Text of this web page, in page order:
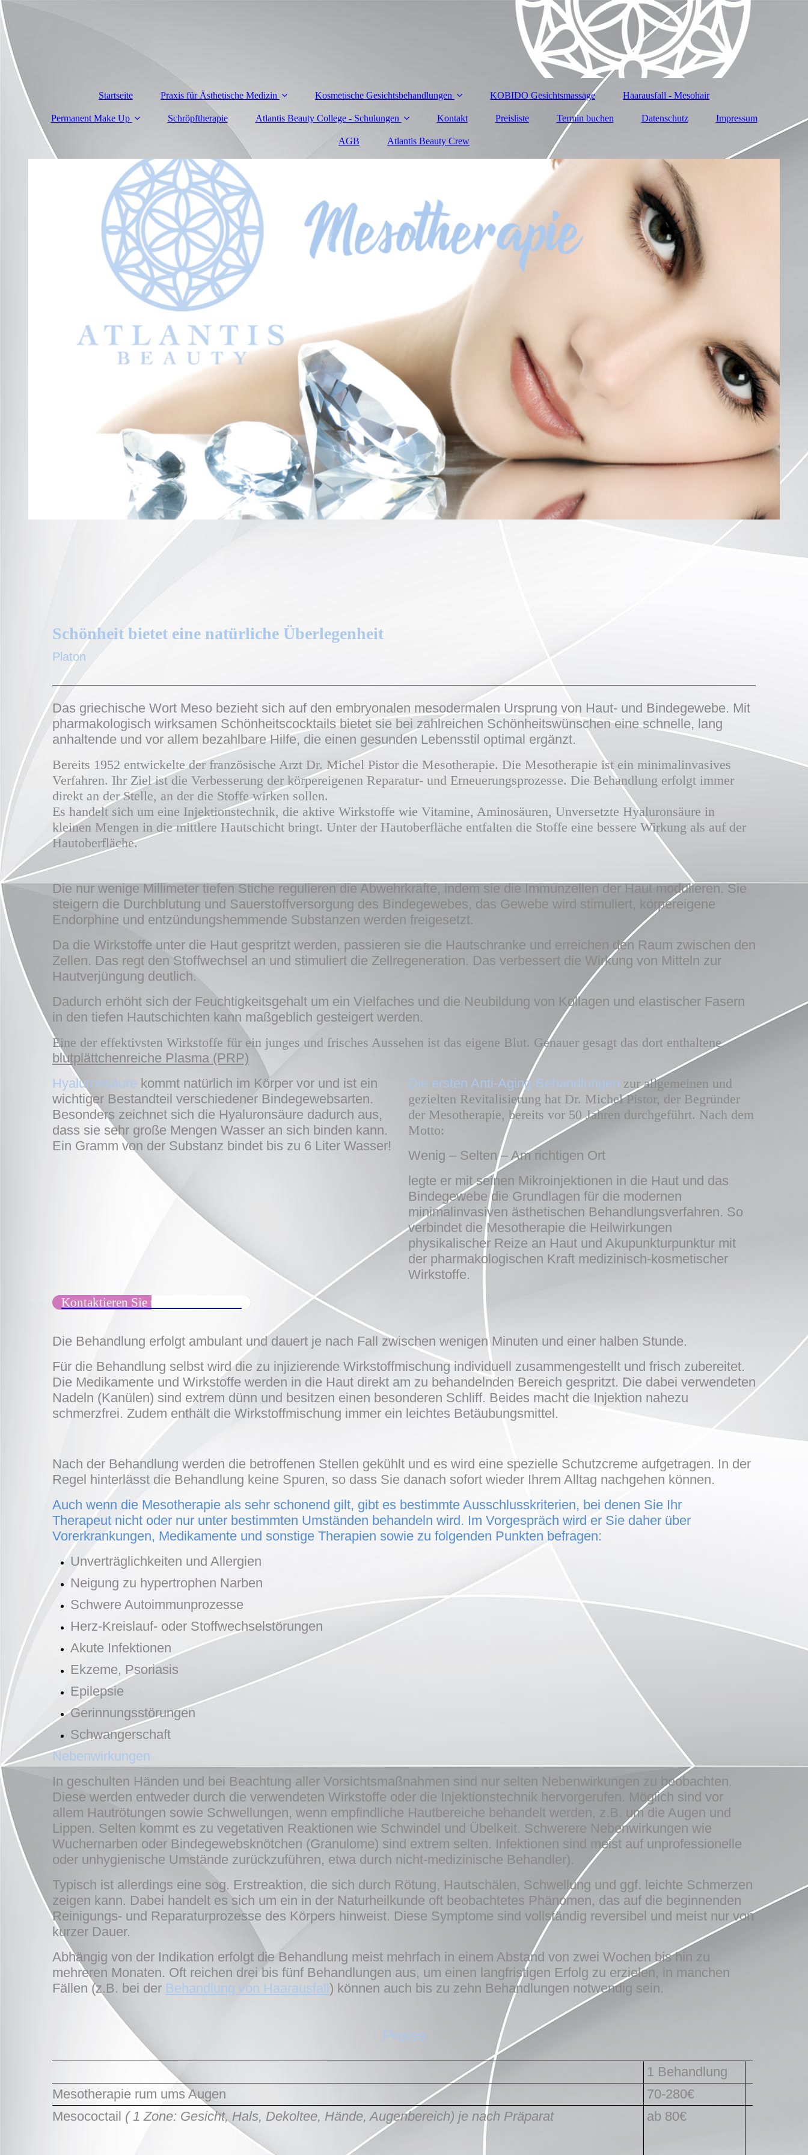
Startseite Praxis für Ästhetische Medizin Kosmetische Gesichtsbehandlungen KOBIDO Gesichtsmassage Haarausfall - Mesohair
Permanent Make Up Schröpftherapie Atlantis Beauty College - Schulungen Kontakt Preisliste Termin buchen Datenschutz Impressum
AGB Atlantis Beauty Crew
Schönheit bietet eine natürliche Überlegenheit
Platon
Das griechische Wort Meso bezieht sich auf den embryonalen mesodermalen Ursprung von Haut- und Bindegewebe. Mit
pharmakologisch wirksamen Schönheitscocktails bietet sie bei zahlreichen Schönheitswünschen eine schnelle, lang
anhaltende und vor allem bezahlbare Hilfe, die einen gesunden Lebensstil optimal ergänzt.
Bereits 1952 entwickelte der französische Arzt Dr. Michel Pistor die Mesotherapie. Die Mesotherapie ist ein minimalinvasives
Verfahren. Ihr Ziel ist die Verbesserung der körpereigenen Reparatur- und Erneuerungsprozesse. Die Behandlung erfolgt immer
direkt an der Stelle, an der die Stoffe wirken sollen.
Es handelt sich um eine Injektionstechnik, die aktive Wirkstoffe wie Vitamine, Aminosäuren, Unversetzte Hyaluronsäure in
kleinen Mengen in die mittlere Hautschicht bringt. Unter der Hautoberfläche entfalten die Stoffe eine bessere Wirkung als auf der
Hautoberfläche.
Die nur wenige Millimeter tiefen Stiche regulieren die Abwehrkräfte, indem sie die Immunzellen der Haut modulieren. Sie
steigern die Durchblutung und Sauerstoffversorgung des Bindegewebes, das Gewebe wird stimuliert, körpereigene
Endorphine und entzündungshemmende Substanzen werden freigesetzt.
Da die Wirkstoffe unter die Haut gespritzt werden, passieren sie die Hautschranke und erreichen den Raum zwischen den
Zellen. Das regt den Stoffwechsel an und stimuliert die Zellregeneration. Das verbessert die Wirkung von Mitteln zur
Hautverjüngung deutlich.
Dadurch erhöht sich der Feuchtigkeitsgehalt um ein Vielfaches und die Neubildung von Kollagen und elastischer Fasern
in den tiefen Hautschichten kann maßgeblich gesteigert werden.
Eine der effektivsten Wirkstoffe für ein junges und frisches Aussehen ist das eigene Blut. Genauer gesagt das dort enthaltene
blutplättchenreiche Plasma (PRP)
Hyaluronsäure kommt natürlich im Körper vor und ist ein
wichtiger Bestandteil verschiedener Bindegewebsarten.
Besonders zeichnet sich die Hyaluronsäure dadurch aus,
dass sie sehr große Mengen Wasser an sich binden kann.
Ein Gramm von der Substanz bindet bis zu 6 Liter Wasser!
Die ersten Anti-Aging-Behandlungen zur allgemeinen und
gezielten Revitalisierung hat Dr. Michel Pistor, der Begründer
der Mesotherapie, bereits vor 50 Jahren durchgeführt. Nach dem
Motto:
Wenig – Selten – Am richtigen Ort
legte er mit seinen Mikroinjektionen in die Haut und das
Bindegewebe die Grundlagen für die modernen
minimalinvasiven ästhetischen Behandlungsverfahren. So
verbindet die Mesotherapie die Heilwirkungen
physikalischer Reize an Haut und Akupunkturpunktur mit
der pharmakologischen Kraft medizinisch-kosmetischer
Wirkstoffe.
Kontaktieren Sie uns ! Hier klicken
Die Behandlung erfolgt ambulant und dauert je nach Fall zwischen wenigen Minuten und einer halben Stunde.
Für die Behandlung selbst wird die zu injizierende Wirkstoffmischung individuell zusammengestellt und frisch zubereitet.
Die Medikamente und Wirkstoffe werden in die Haut direkt am zu behandelnden Bereich gespritzt. Die dabei verwendeten
Nadeln (Kanülen) sind extrem dünn und besitzen einen besonderen Schliff. Beides macht die Injektion nahezu
schmerzfrei. Zudem enthält die Wirkstoffmischung immer ein leichtes Betäubungsmittel.
Nach der Behandlung werden die betroffenen Stellen gekühlt und es wird eine spezielle Schutzcreme aufgetragen. In der
Regel hinterlässt die Behandlung keine Spuren, so dass Sie danach sofort wieder Ihrem Alltag nachgehen können.
Auch wenn die Mesotherapie als sehr schonend gilt, gibt es bestimmte Ausschlusskriterien, bei denen Sie Ihr
Therapeut nicht oder nur unter bestimmten Umständen behandeln wird. Im Vorgespräch wird er Sie daher über
Vorerkrankungen, Medikamente und sonstige Therapien sowie zu folgenden Punkten befragen:
Unverträglichkeiten und Allergien
Neigung zu hypertrophen Narben
Schwere Autoimmunprozesse
Herz-Kreislauf- oder Stoffwechselstörungen
Akute Infektionen
Ekzeme, Psoriasis
Epilepsie
Gerinnungsstörungen
Schwangerschaft
Nebenwirkungen
In geschulten Händen und bei Beachtung aller Vorsichtsmaßnahmen sind nur selten Nebenwirkungen zu beobachten.
Diese werden entweder durch die verwendeten Wirkstoffe oder die Injektionstechnik hervorgerufen. Möglich sind vor
allem Hautrötungen sowie Schwellungen, wenn empfindliche Hautbereiche behandelt werden, z.B. um die Augen und
Lippen. Selten kommt es zu vegetativen Reaktionen wie Schwindel und Übelkeit. Schwerere Nebenwirkungen wie
Wuchernarben oder Bindegewebsknötchen (Granulome) sind extrem selten. Infektionen sind meist auf unprofessionelle
oder unhygienische Umstände zurückzuführen, etwa durch nicht-medizinische Behandler).
Typisch ist allerdings eine sog. Erstreaktion, die sich durch Rötung, Hautschälen, Schwellung und ggf. leichte Schmerzen
zeigen kann. Dabei handelt es sich um ein in der Naturheilkunde oft beobachtetes Phänomen, das auf die beginnenden
Reinigungs- und Reparaturprozesse des Körpers hinweist. Diese Symptome sind vollständig reversibel und meist nur von
kurzer Dauer.
Abhängig von der Indikation erfolgt die Behandlung meist mehrfach in einem Abstand von zwei Wochen bis hin zu
mehreren Monaten. Oft reichen drei bis fünf Behandlungen aus, um einen langfristigen Erfolg zu erzielen, in manchen
Fällen (z.B. bei der Behandlung von Haarausfall) können auch bis zu zehn Behandlungen notwendig sein.
Preise
1 Behandlung
Mesotherapie rum ums Augen
70-280€
Mesococtail ( 1 Zone: Gesicht, Hals, Dekoltee, Hände, Augenbereich) je nach Präparat ab 80€